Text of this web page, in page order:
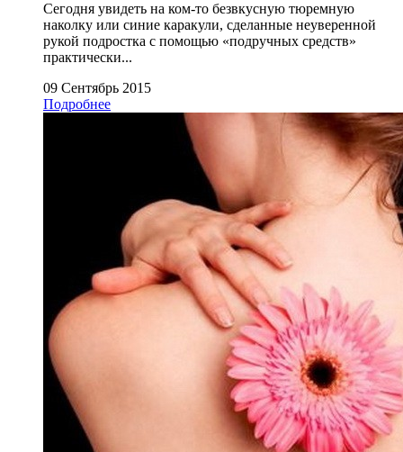
Сегодня увидеть на ком-то безвкусную тюремную
наколку или синие каракули, сделанные неуверенной
рукой подростка с помощью «подручных средств»
практически...
09 Сентябрь 2015
Подробнее